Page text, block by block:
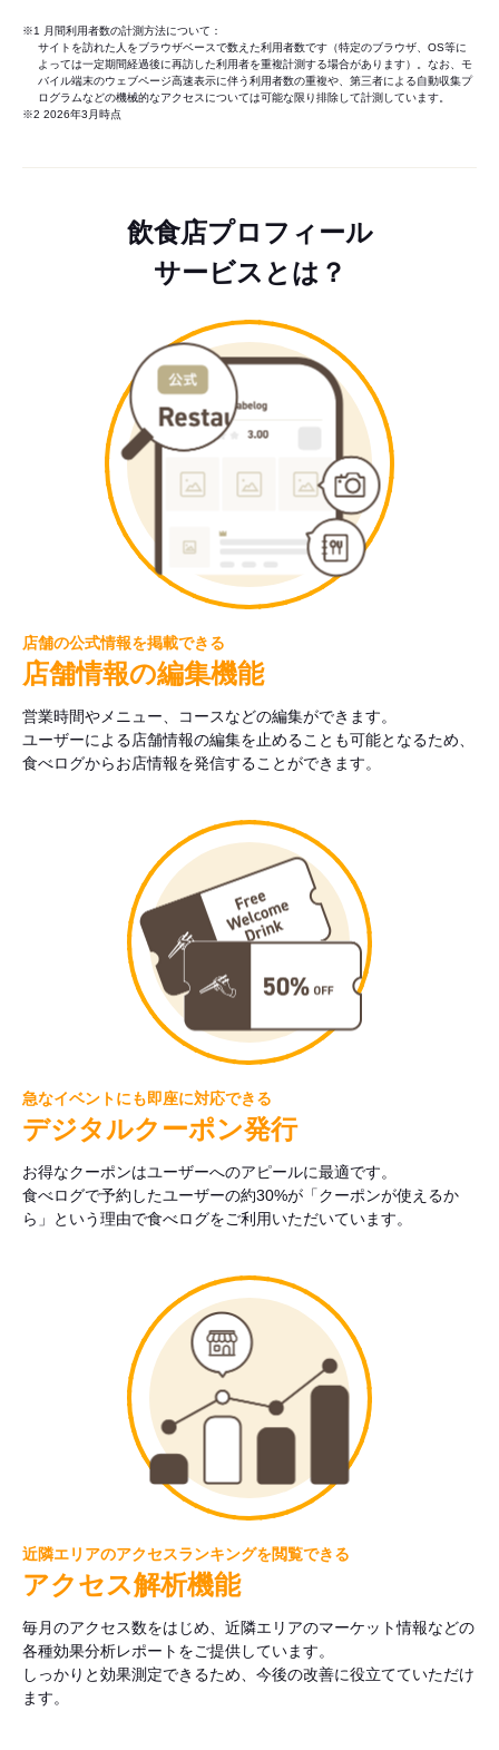
※1 月間利用者数の計測方法について：
サイトを訪れた人をブラウザベースで数えた利用者数です（特定のブラウザ、OS等に
よっては一定期間経過後に再訪した利用者を重複計測する場合があります）。なお、モ
バイル端末のウェブページ高速表示に伴う利用者数の重複や、第三者による自動収集プ
ログラムなどの機械的なアクセスについては可能な限り排除して計測しています。
※2 2026年3月時点
飲食店プロフィール
サービスとは？
店舗の公式情報を掲載できる
店舗情報の編集機能
営業時間やメニュー、コースなどの編集ができます。
ユーザーによる店舗情報の編集を止めることも可能となるため、
食べログからお店情報を発信することができます。
急なイベントにも即座に対応できる
デジタルクーポン発行
お得なクーポンはユーザーへのアピールに最適です。
食べログで予約したユーザーの約30%が「クーポンが使えるか
ら」という理由で食べログをご利用いただいています。
近隣エリアのアクセスランキングを閲覧できる
アクセス解析機能
毎月のアクセス数をはじめ、近隣エリアのマーケット情報などの
各種効果分析レポートをご提供しています。
しっかりと効果測定できるため、今後の改善に役立てていただけ
ます。